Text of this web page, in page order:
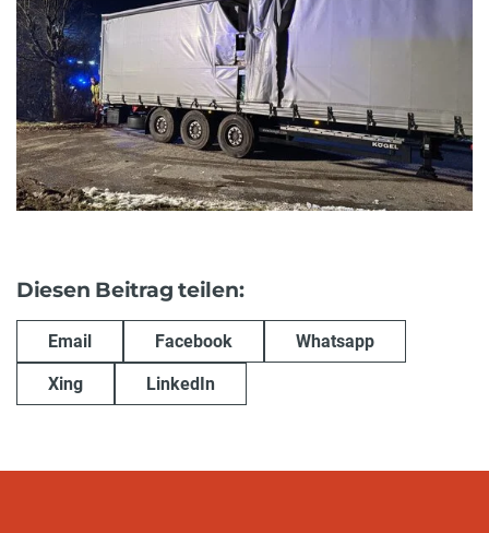
Diesen Beitrag teilen:
Email Facebook Whatsapp
Xing LinkedIn